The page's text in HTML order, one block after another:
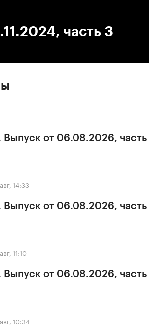
часть 3
от 06.08.2026, часть
14:33
от 06.08.2026, часть
11:10
от 06.08.2026, часть
10:34